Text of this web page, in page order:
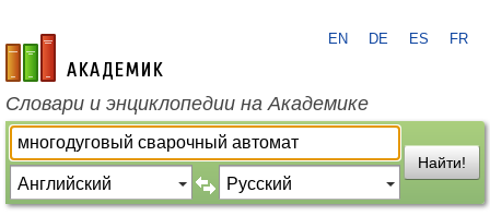
academic.ru
EN DE ES FR
Словари и энциклопедии на Академике
Найти!